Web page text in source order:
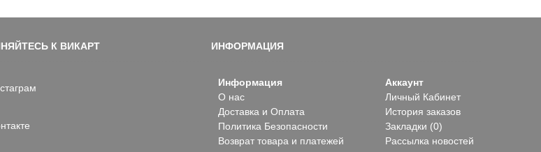
К ВИКАРТ ИНФОРМАЦИЯ
Информация
О нас
Доставка и Оплата
Политика Безопасности
Возврат товара и платежей
Аккаунт
Личный Кабинет
История заказов
Закладки (0)
Рассылка новостей